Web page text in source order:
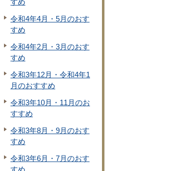
すめ
令和4年4月・5月のおす
すめ
令和4年2月・3月のおす
すめ
令和3年12月・令和4年1
月のおすすめ
令和3年10月・11月のお
すすめ
令和3年8月・9月のおす
すめ
令和3年6月・7月のおす
すめ